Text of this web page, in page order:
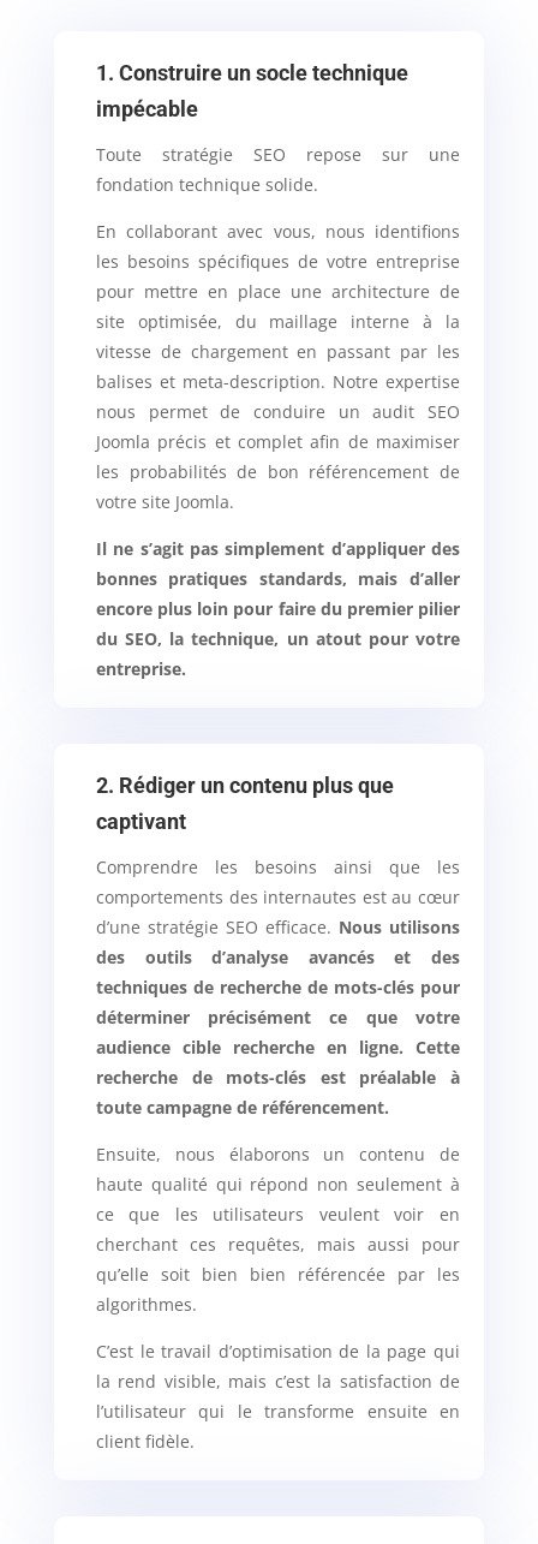
1. Construire un socle technique
impécable
Toute stratégie SEO repose sur une
fondation technique solide.
En collaborant avec vous, nous identifions
les besoins spécifiques de votre entreprise
pour mettre en place une architecture de
site optimisée, du maillage interne à la
vitesse de chargement en passant par les
balises et meta-description. Notre expertise
nous permet de conduire un audit SEO
Joomla précis et complet afin de maximiser
les probabilités de bon référencement de
votre site Joomla.
Il ne s’agit pas simplement d’appliquer des
bonnes pratiques standards, mais d’aller
encore plus loin pour faire du premier pilier
du SEO, la technique, un atout pour votre
entreprise.
2. Rédiger un contenu plus que
captivant
Comprendre les besoins ainsi que les
comportements des internautes est au cœur
d’une stratégie SEO efficace. Nous utilisons
des outils d’analyse avancés et des
techniques de recherche de mots-clés pour
déterminer précisément ce que votre
audience cible recherche en ligne. Cette
recherche de mots-clés est préalable à
toute campagne de référencement.
Ensuite, nous élaborons un contenu de
haute qualité qui répond non seulement à
ce que les utilisateurs veulent voir en
cherchant ces requêtes, mais aussi pour
qu’elle soit bien bien référencée par les
algorithmes.
C’est le travail d’optimisation de la page qui
la rend visible, mais c’est la satisfaction de
l’utilisateur qui le transforme ensuite en
client fidèle.